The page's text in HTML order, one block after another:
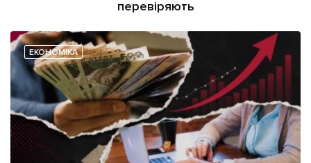
перевіряють
ЕКОНОМІКА